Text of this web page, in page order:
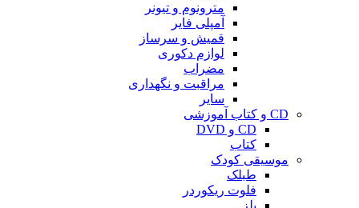
مترونوم و تیونر
آمپلی فایر
قمیش و سرساز
لوازم دکوری
مضراب
مراقبت و نگهداری
سایر
CD و کتاب آموزشی
CD و DVD
کتاب
موسیقی کودک
طبلک
فلوت ریکوردر
بلز